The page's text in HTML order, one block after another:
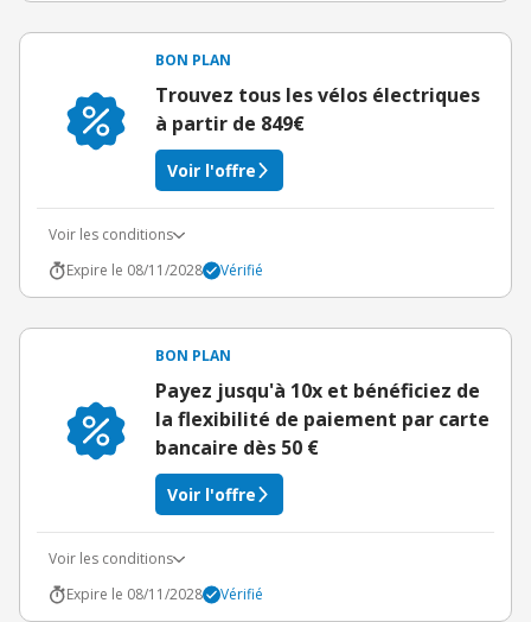
BON PLAN
Trouvez tous les vélos électriques
à partir de 849€
Voir l'offre
Voir les conditions
Expire le 08/11/2028
Vérifié
BON PLAN
Payez jusqu'à 10x et bénéficiez de
la flexibilité de paiement par carte
bancaire dès 50 €
Voir l'offre
Voir les conditions
Expire le 08/11/2028
Vérifié